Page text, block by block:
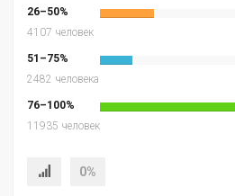
26–50%
4107 человек
51–75%
2482 человека
76–100%
11935 человек
0%